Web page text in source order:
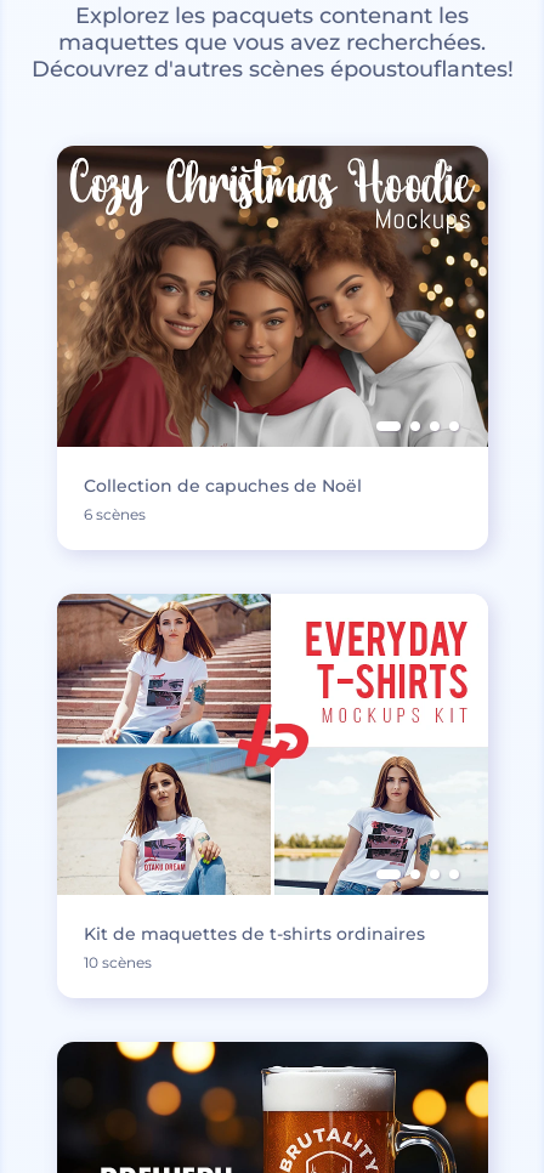
Explorez les pacquets contenant les
maquettes que vous avez recherchées.
Découvrez d'autres scènes époustouflantes!
Collection de capuches de Noël
6 scènes
Kit de maquettes de t-shirts ordinaires
10 scènes